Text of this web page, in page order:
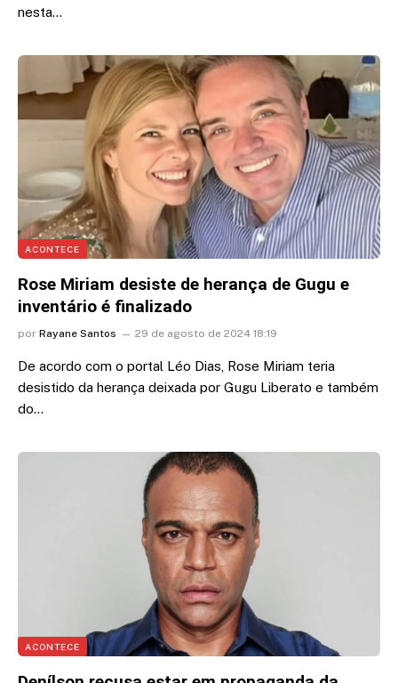
nesta…
ACONTECE
Rose Miriam desiste de herança de Gugu e
inventário é finalizado
por Rayane Santos 29 de agosto de 2024 18:19
De acordo com o portal Léo Dias, Rose Miriam teria
desistido da herança deixada por Gugu Liberato e também
do…
ACONTECE